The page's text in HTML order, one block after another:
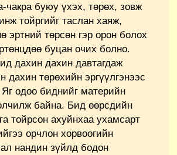
чакра буюу үхэх, төрөх, зовж
тойргийг таслан хаяж,
эртний төрсөн гэр орон болох
буцан очих болно.
дахин дахин давтагдаж
дахин төрөхийн эргүүлгэнээс
Яг одоо биднийг материйн
байна. Бид өөрсдийн
тойрсон ахуйнхаа ухамсарт
орчлон хорвоогийн
нандин зүйлд бодон